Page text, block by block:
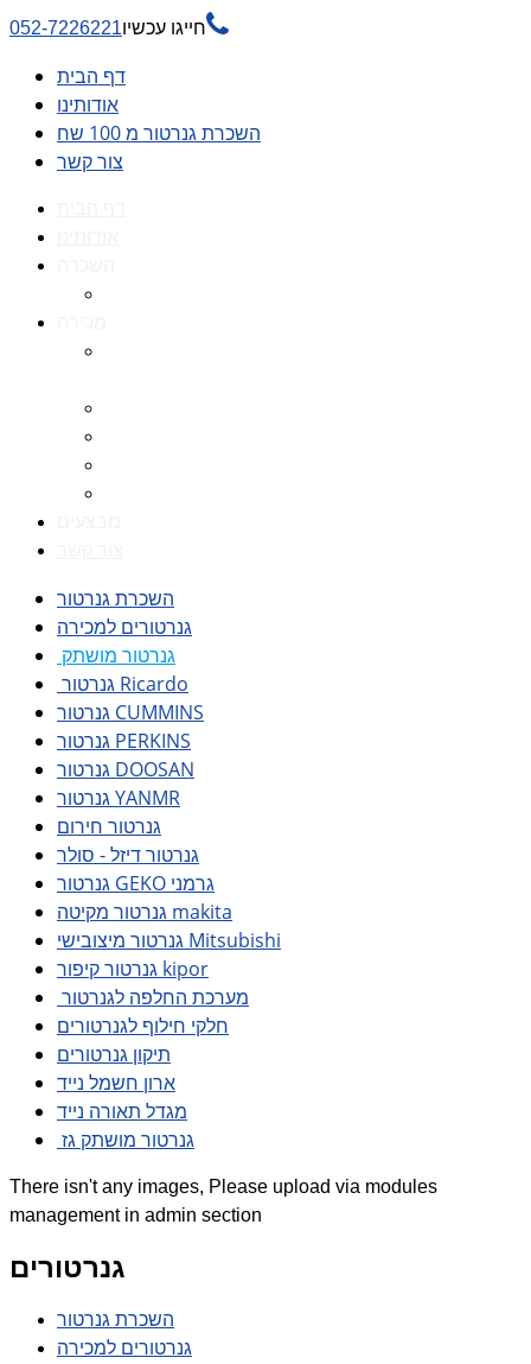
חייגו עכשיו052-7226221 
דף הבית
אודותינו
השכרת גנרטור מ 100 שח
צור קשר
השכרת גנרטור
גנרטורים למכירה
גנרטור מושתק
גנרטור Ricardo
גנרטור CUMMINS
גנרטור PERKINS
גנרטור DOOSAN
גנרטור YANMR
גנרטור חירום
גנרטור דיזל - סולר
גנרטור GEKO גרמני
גנרטור מקיטה makita
גנרטור מיצובישי Mitsubishi
גנרטור קיפור kipor
מערכת החלפה לגנרטור
חלקי חילוף לגנרטורים
תיקון גנרטורים
ארון חשמל נייד
מגדל תאורה נייד
גנרטור מושתק גז
There isn't any images, Please upload via modules
management in admin section
גנרטורים
השכרת גנרטור
גנרטורים למכירה